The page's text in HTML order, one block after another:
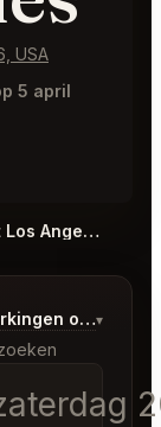
USA
5 april
Chateau Marmont Los Angeles Reviews
over
▾